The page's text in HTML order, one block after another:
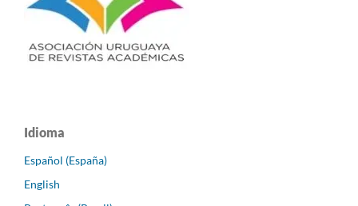
Idioma
Español (España)
English